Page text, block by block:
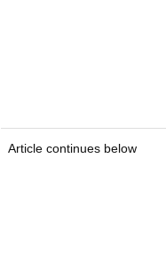
Article continues below